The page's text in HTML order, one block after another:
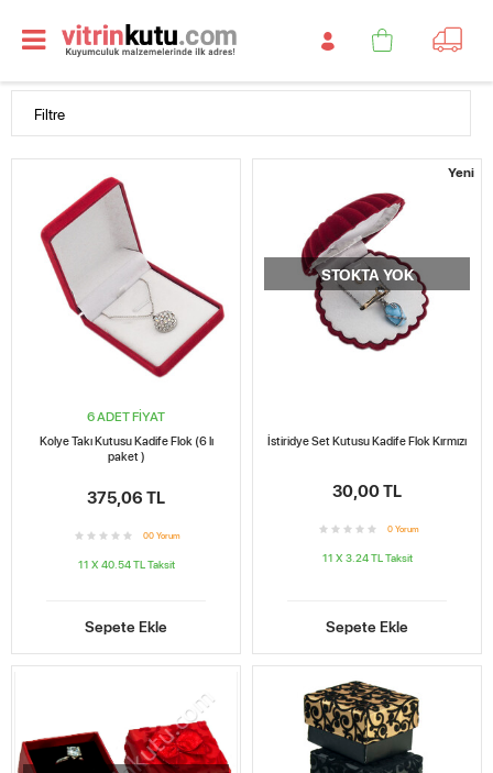
Filtre
6 ADET FİYAT
Kolye Takı Kutusu Kadife Flok (6 lı
paket )
375,06 TL
00 Yorum
11 X 40.54 TL Taksit
Sepete Ekle
Yeni
STOKTA YOK
İstiridye Set Kutusu Kadife Flok Kırmızı
30,00 TL
0 Yorum
11 X 3.24 TL Taksit
Sepete Ekle